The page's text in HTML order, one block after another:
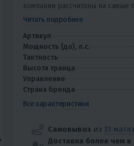
компании рассчитаны на самые
эксплуатации. Это выражается
Читать подробнее
Артикул
Мощность (до), л.с.
Тактность
Высота транца
Управление
Страна бренда
Все характеристики
Самовывоз из 33
Доставка более чем в